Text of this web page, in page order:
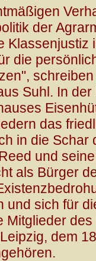
der
Klassenjustiz
die
Suhl. In
das
in die Schar
und
als Bürger
und sich für
Mitglieder
dem